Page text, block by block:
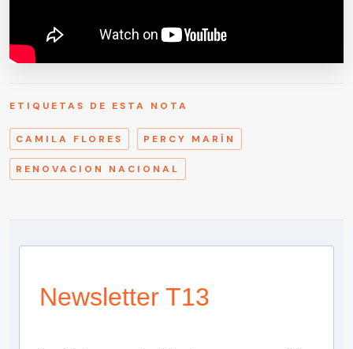
ETIQUETAS DE ESTA NOTA
CAMILA FLORES PERCY MARÍN
RENOVACION NACIONAL
Newsletter T13